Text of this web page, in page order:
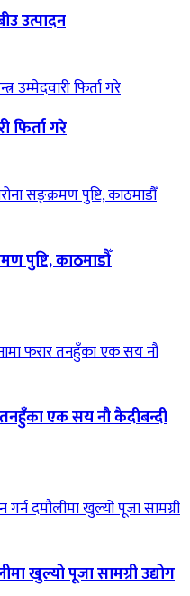
उत्पादन
फिर्ता गरे
पुष्टि, काठमाडौँ
एक सय नौ कैदीबन्दी
खुल्यो पूजा सामग्री उद्योग